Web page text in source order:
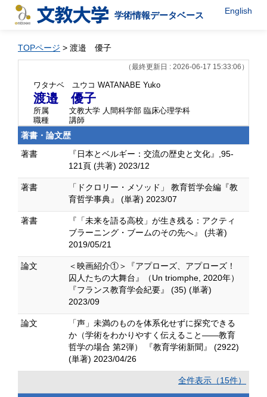
学術情報データベース English
TOPページ > 渡邉 優子
（最終更新日 : 2026-06-17 15:33:06）
ワタナベ ユウコ WATANABE Yuko
渡邉 優子
所属
文教大学 人間科学部 臨床心理学科
職種
講師
著書・論文歴
著書
『日本とベルギー：交流の歴史と文化』,95-
121頁 (共著) 2023/12
著書
「ドクロリー・メソッド」 教育哲学会編『教
育哲学事典』 (単著) 2023/07
著書
『「未来を語る高校」が生き残る：アクティ
ブラーニング・ブームのその先へ』 (共著)
2019/05/21
論文
＜映画紹介①＞『アプローズ、アプローズ！
囚人たちの大舞台』（Un triomphe, 2020年）
『フランス教育学会紀要』 (35) (単著)
2023/09
論文
「声」未満のものを体系化せずに探究できる
か（学術をわかりやすく伝えること――教育
哲学の場合 第2弾） 『教育学術新聞』 (2922)
(単著) 2023/04/26
全件表示（15件）